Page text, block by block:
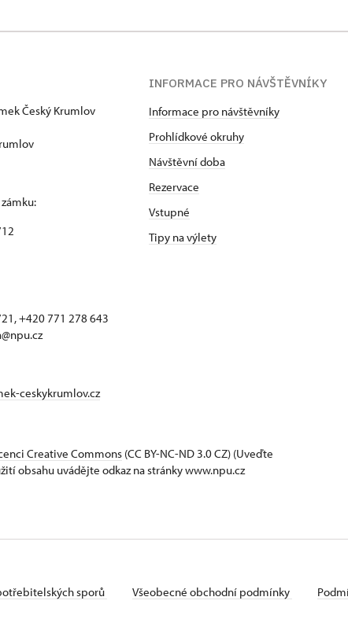
Český Krumlov
+420 771 278 643
ceskykrumlov.cz
INFORMACE PRO NÁVŠTĚVNÍKY
Informace pro návštěvníky
Prohlídkové okruhy
Návštěvní doba
Rezervace
Vstupné
Tipy na výlety
Creative Commons (CC BY-NC-ND 3.0 CZ) (Uveďte
obsahu uvádějte odkaz na stránky www.npu.cz
sporů Všeobecné obchodní podmínky